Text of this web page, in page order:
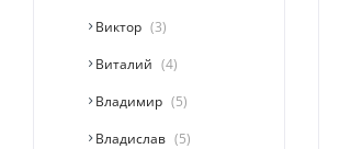
Виктор
3
Виталий
4
Владимир
5
Владислав
5